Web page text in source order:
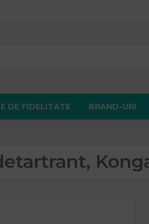
DE FIDELITATE BRAND-URI